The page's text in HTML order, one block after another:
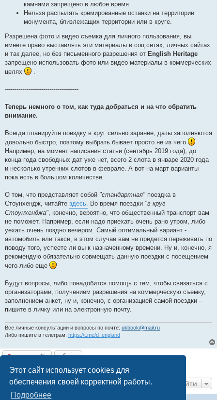
Этот сайт использует cookies для
обеспечения своей корректной работы.
Подробнее
камнями запрещено в любое время.
Нельзя распылять кремированные останки на территории
монумента, близлежащих территории или в круге.
Разрешена фото и видео съемка для личного пользования, вы
имеете право выставлять эти материалы в соц.сетях, личных сайтах
и так далее, но без письменного разрешения от English Heritage
запрещено использовать фото или видео материалы в коммерческих
целях
--------------------------------------
Теперь немного о том, как туда добраться и на что обратить
внимание.
Всегда планируйте поездку в круг сильно заранее, даты заполняются
довольно быстро, поэтому выбрать бывает просто не из чего
Например, на момент написания статьи (сентябрь 2019 года), до
конца года свободных дат уже нет, всего 2 слота в январе 2020 года
и несколько утренних слотов в феврале. А вот на март варианты
пока есть в большом количестве.
О том, что представляет собой "стандартная" поездка в
Стоунхендж, читайте здесь. Во время поездки "в круг
Стоунхенджа" , конечно, вероятно, что общественный транспорт вам
не поможет. Например, если надо приехать очень рано утром, либо
уехать очень поздно вечером. Самый оптимальный вариант -
автомобиль или такси, в этом случае вам не придется переживать по
поводу того, успеете ли вы к назначенному времени. Ну и, конечно, я
рекомендую обязательно совмещать данную поездки с посещением
чего-либо еще
Будут вопросы, либо понадобится помощь с тем, чтобы связаться с
организаторами, получением разрешения на коммерческую съемку,
заполнением анкет, ну и, конечно, с организацией самой поездки -
пишите в личку или на электронную почту.
Все личные консультации и вопросы по почте: ukbook@mail.ru
Либо пишите в телеграм: https://t.me/d_england
Ответить
1 сообщение • Страница
Перейти